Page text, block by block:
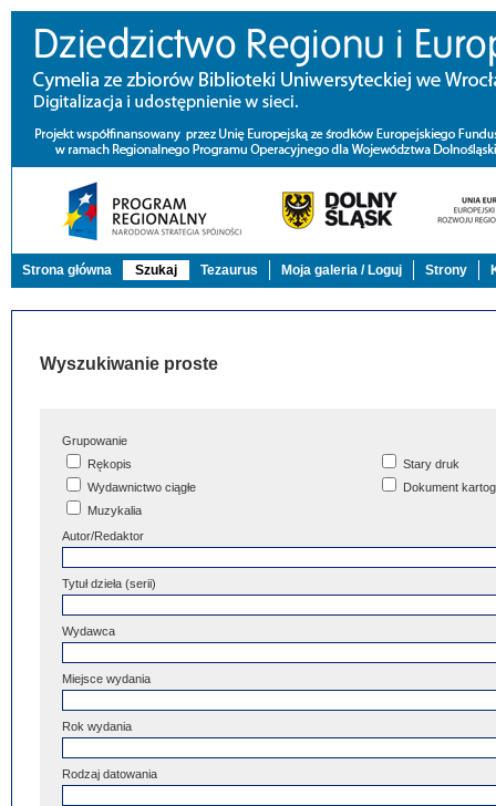
Strona główna Szukaj Tezaurus Moja galeria / Loguj Strony
Wyszukiwanie proste
Grupowanie
Rękopis
Stary druk
Wydawnictwo ciągłe
Dokument
Muzykalia
Autor/Redaktor
Tytuł dzieła (serii)
Wydawca
Miejsce wydania
Rok wydania
Rodzaj datowania